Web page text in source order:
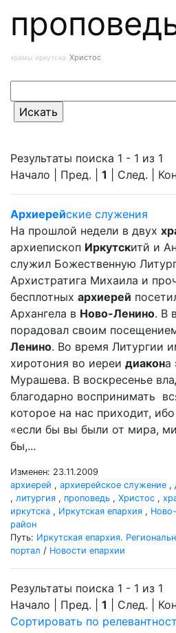
храмы иркутска Христос
Результаты поиска 1 - 1 из 1
Начало | Пред. | 1 | След. |
Архиерейские служения
На прошлой недели в двух
архиепископ Иркутскитй и
служил Божественную
Архистратига Михаила и
бесплотных архиерей
Архангела в Ново-Ленино. В
порадовал своим
Ленино. Во время Литургии
хиротония во иереи диакона
Мурашева. В воскресенье
благодарно воспринимать
которое на нас приходит, ибо
«если бы вы были от мира,
бы,...
Изменен: 23.11.2009
архиерей , архиерейское служение ,
, литургия , проповедь , Христос ,
иркутска , Иркутская епархия ,
район
Путь: Иркутская епархия.
портал / Новости епархии
Результаты поиска 1 - 1 из 1
Начало | Пред. | 1 | След. |
Сортировать по